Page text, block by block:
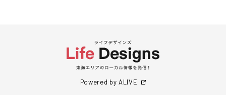
Powered by ALIVE